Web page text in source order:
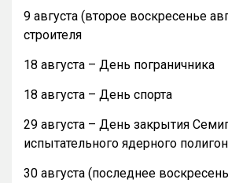
9 августа (второе воскресенье
строителя
18 августа – День пограничника
18 августа – День спорта
29 августа – День закрытия
испытательного ядерного
30 августа (последнее